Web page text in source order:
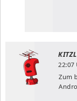
22:07
Zum